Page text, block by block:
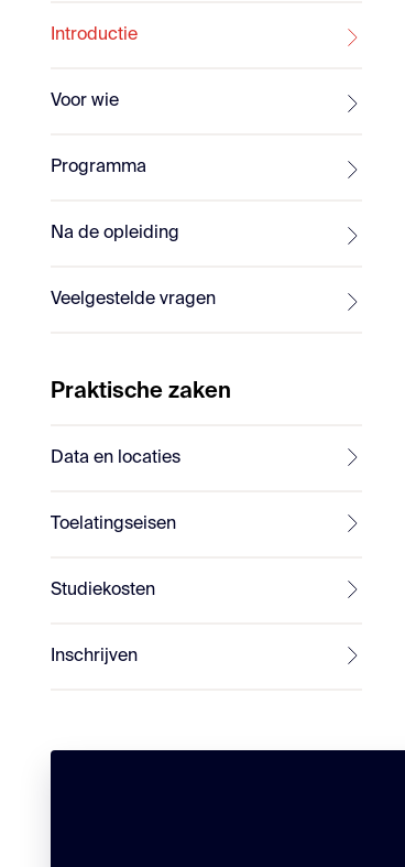
Introductie
Voor wie
Programma
Na de opleiding
Veelgestelde vragen
Praktische zaken
Data en locaties
Toelatingseisen
Studiekosten
Inschrijven